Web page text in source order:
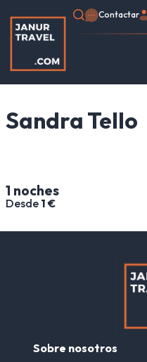
Contactar
Sandra Tello
1 noches
Desde 1 €
Sobre nosotros